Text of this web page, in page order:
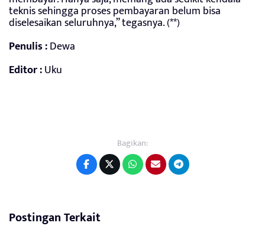
teknis sehingga proses pembayaran belum bisa
diselesaikan seluruhnya,” tegasnya. (**)
Penulis :Dewa
Editor :Uku
Bagikan:
Postingan Terkait